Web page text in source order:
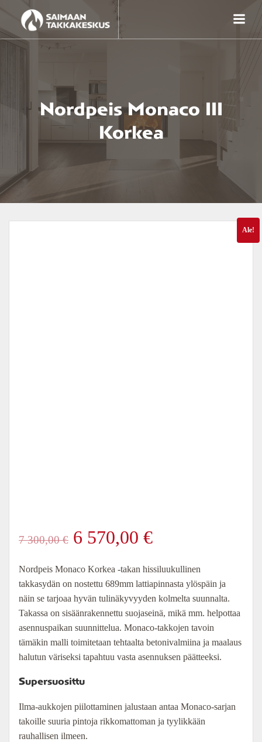
content
Nordpeis Monaco III
Korkea
Ale!
7 300,00€ Alkuperäinen
hinta
oli:
7
300,00 €.
6 570,00 €Nykyinen
hinta
on:
6
570,00 €.
Nordpeis Monaco Korkea -takan hissiluukullinen
takkasydän on nostettu 689mm lattiapinnasta ylöspäin ja
näin se tarjoaa hyvän tulinäkyvyyden kolmelta suunnalta.
Takassa on sisäänrakennettu suojaseinä, mikä mm. helpottaa
asennuspaikan suunnittelua. Monaco-takkojen tavoin
tämäkin malli toimitetaan tehtaalta betonivalmiina ja maalaus
halutun väriseksi tapahtuu vasta asennuksen päätteeksi.
Supersuosittu
Ilma-aukkojen piilottaminen jalustaan antaa Monaco-sarjan
takoille suuria pintoja rikkomattoman ja tyylikkään
rauhallisen ilmeen.